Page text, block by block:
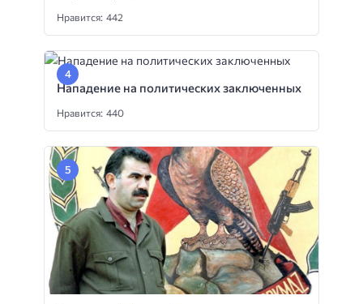
Нравится: 442
Нападение на политических заключенных
Нравится: 440